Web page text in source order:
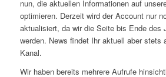
nun, die aktuellen Informationen auf
optimieren. Derzeit wird der Account nur
aktualisiert, da wir die Seite bis Ende des
werden. News findet Ihr aktuell aber stets
Kanal.
Wir haben bereits mehrere Aufrufe